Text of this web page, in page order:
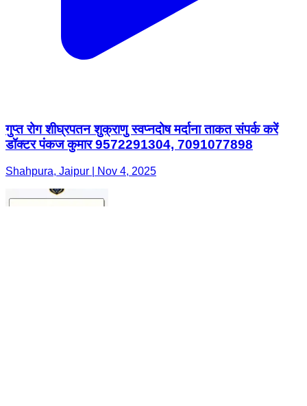
गुप्त रोग शीघ्रपतन शुक्राणु स्वप्नदोष मर्दाना ताकत संपर्क करें
डॉक्टर पंकज कुमार 9572291304, 7091077898
Shahpura, Jaipur | Nov 4, 2025